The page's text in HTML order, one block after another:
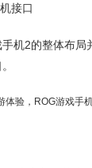
接口
机2的整体布